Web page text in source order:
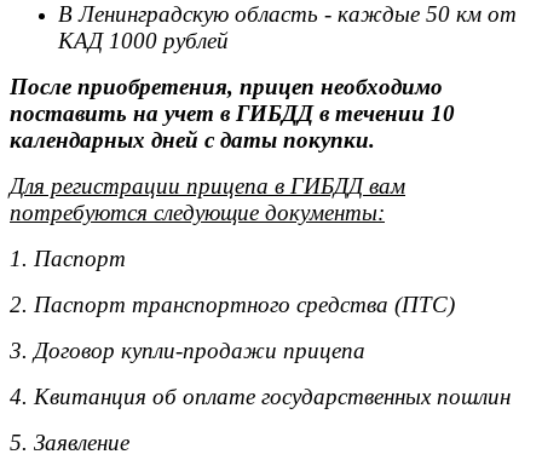
В Ленинградскую область - каждые 50 км от
КАД 1000 рублей
После приобретения, прицеп необходимо
поставить на учет в ГИБДД в течении 10
календарных дней с даты покупки.
Для регистрации прицепа в ГИБДД вам
потребуются следующие документы:
1. Паспорт
2. Паспорт транспортного средства (ПТС)
3. Договор купли-продажи прицепа
4. Квитанция об оплате государственных пошлин
5. Заявление